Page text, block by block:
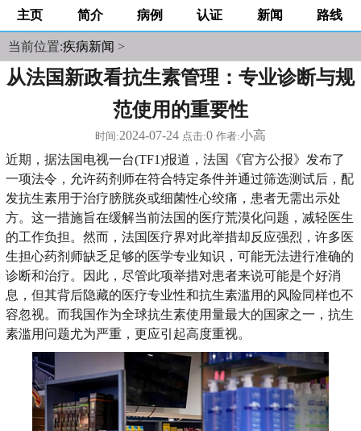
主页 简介 病例 认证 新闻 路线
当前位置:疾病新闻 >
从法国新政看抗生素管理：专业诊断与规
范使用的重要性
时间:2024-07-24 点击:0 作者:小高
近期，据法国电视一台(TF1)报道，法国《官方公报》发布了
一项法令，允许药剂师在符合特定条件并通过筛选测试后，配
发抗生素用于治疗膀胱炎或细菌性心绞痛，患者无需出示处
方。这一措施旨在缓解当前法国的医疗荒漠化问题，减轻医生
的工作负担。然而，法国医疗界对此举措却反应强烈，许多医
生担心药剂师缺乏足够的医学专业知识，可能无法进行准确的
诊断和治疗。因此，尽管此项举措对患者来说可能是个好消
息，但其背后隐藏的医疗专业性和抗生素滥用的风险同样也不
容忽视。而我国作为全球抗生素使用量最大的国家之一，抗生
素滥用问题尤为严重，更应引起高度重视。